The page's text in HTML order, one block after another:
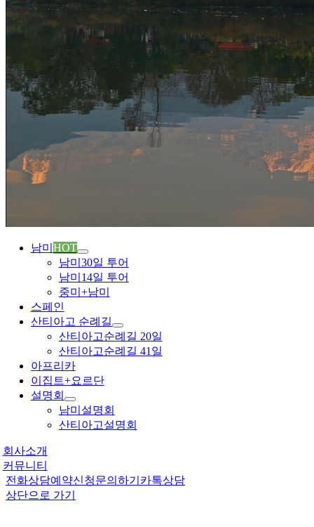
남미 HOT
남미30일 투어
남미14일 투어
중미+남미
스페인
산티아고 순례길
산티아고순례길 20일
산티아고순례길 41일
아프리카
이집트+요르단
설명회
남미설명회
산티아고설명회
회사소개
커뮤니티
전화상담예약신청문의하기 카톡상담
상단으로 가기